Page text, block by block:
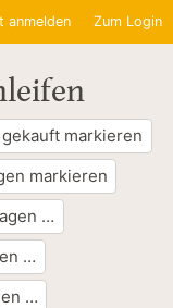
anmelden Zum Login
markieren
markieren
…
…
…